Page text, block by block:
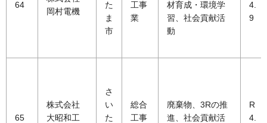
64
岡村電機
た
ま
市
工事
業
材育成・環境学
習、社会貢献活
動
4.
9
65
株式会社
大昭和工
さ
い
た
総合
工事
廃棄物、3Rの推
進、社会貢献活
R
4.